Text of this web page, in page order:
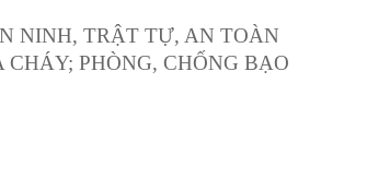
NINH, TRẬT TỰ, AN TOÀN
PHÒNG, CHỐNG BẠO